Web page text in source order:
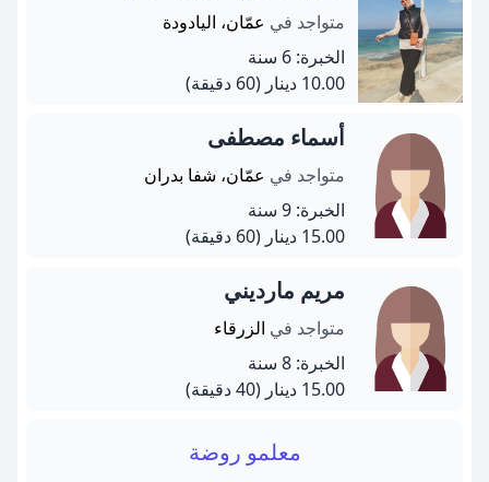
متواجد في عمّان، اليادودة
الخبرة: 6 سنة
10.00 دينار
(60 دقيقة)
أسماء مصطفى
متواجد في عمّان، شفا بدران
الخبرة: 9 سنة
15.00 دينار
(60 دقيقة)
مريم مارديني
متواجد في الزرقاء
الخبرة: 8 سنة
15.00 دينار
(40 دقيقة)
معلمو روضة